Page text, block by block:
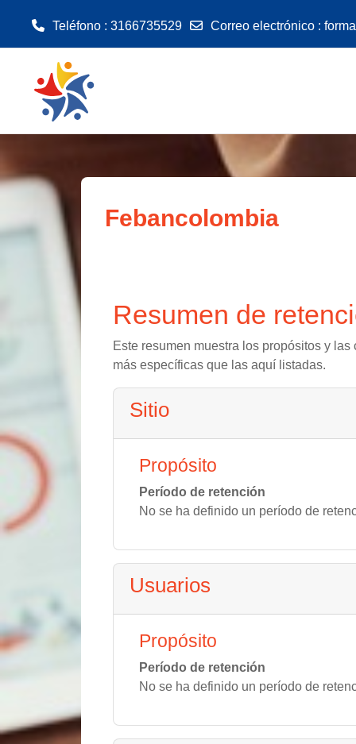
Teléfono : 3166735529 Correo electrónico :
Febancolombia
Resumen de
Este resumen muestra los propósitos y
más específicas que las aquí listadas.
Sitio
Propósito
Período de retención
No se ha definido un período de
Usuarios
Propósito
Período de retención
No se ha definido un período de